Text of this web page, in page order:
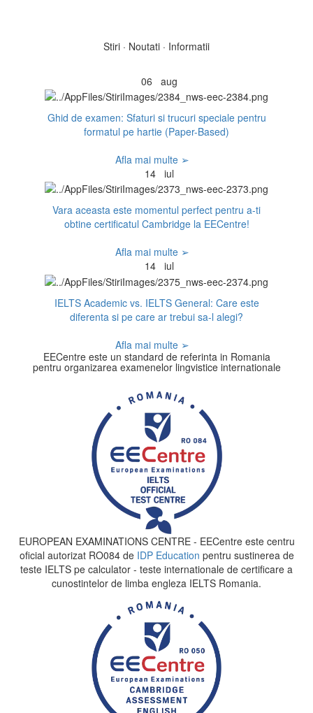
Stiri · Noutati · Informatii
06 aug
Ghid de examen: Sfaturi si trucuri speciale pentru
formatul pe hartie (Paper-Based)
Afla mai multe ➢
14 iul
Vara aceasta este momentul perfect pentru a-ti
obtine certificatul Cambridge la EECentre!
Afla mai multe ➢
14 iul
IELTS Academic vs. IELTS General: Care este
diferenta si pe care ar trebui sa-l alegi?
Afla mai multe ➢
EECentre este un standard de referinta in Romania
pentru organizarea examenelor lingvistice internationale
EUROPEAN EXAMINATIONS CENTRE - EECentre este centru
oficial autorizat RO084 de IDP Education pentru sustinerea de
teste IELTS pe calculator - teste internationale de certificare a
cunostintelor de limba engleza IELTS Romania.